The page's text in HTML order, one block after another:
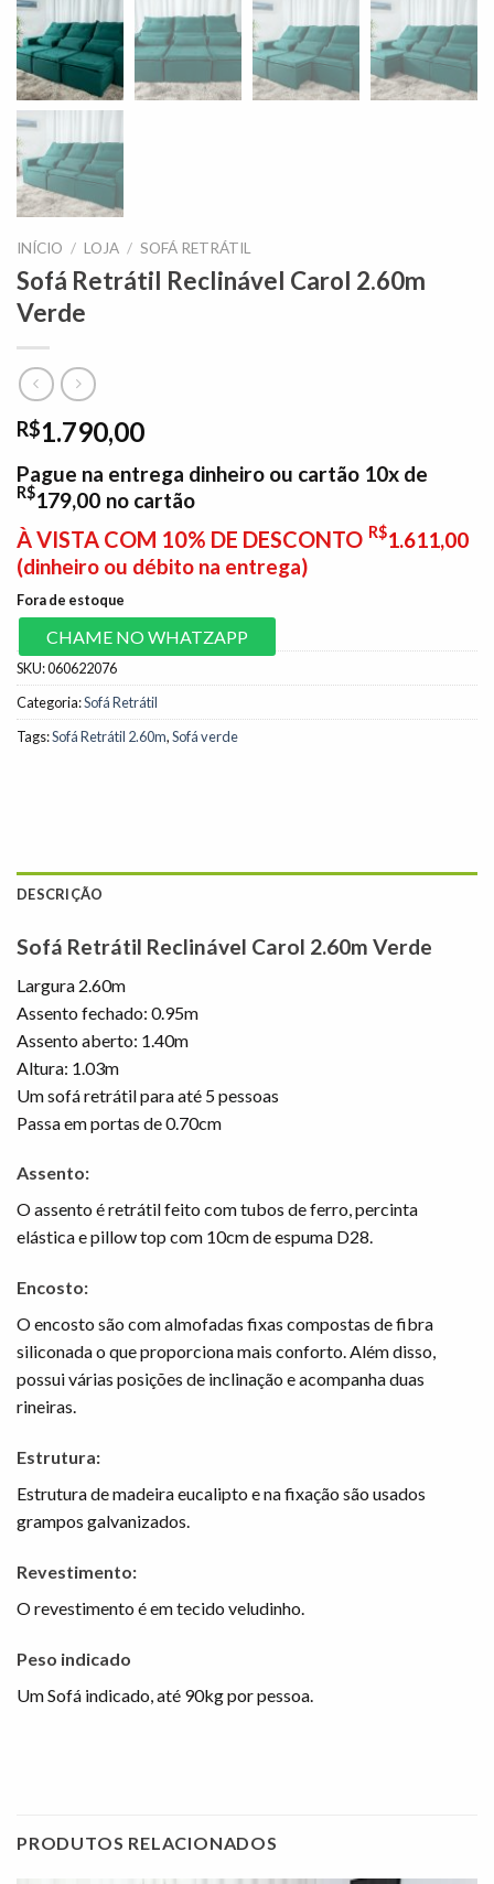
INÍCIO / LOJA / SOFÁ RETRÁTIL
Sofá Retrátil Reclinável Carol 2.60m
Verde
R$1.790,00
Pague na entrega dinheiro ou cartão 10x de
R$179,00 no cartão
À VISTA COM 10% DE DESCONTO R$1.611,00
(dinheiro ou débito na entrega)
Fora de estoque
CHAME NO WHATZAPP
SKU:060622076
Categoria:Sofá Retrátil
Tags:Sofá Retrátil 2.60m,Sofá verde
DESCRIÇÃO
Sofá Retrátil Reclinável Carol 2.60m Verde
Largura 2.60m
Assento fechado: 0.95m
Assento aberto: 1.40m
Altura: 1.03m
Um sofá retrátil para até 5 pessoas
Passa em portas de 0.70cm
Assento:
O assento é retrátil feito com tubos de ferro, percinta
elástica e pillow top com 10cm de espuma D28.
Encosto:
O encosto são com almofadas fixas compostas de fibra
siliconada o que proporciona mais conforto. Além disso,
possui várias posições de inclinação e acompanha duas
rineiras.
Estrutura:
Estrutura de madeira eucalipto e na fixação são usados
grampos galvanizados.
Revestimento:
O revestimento é em tecido veludinho.
Peso indicado
Um Sofá indicado, até 90kg por pessoa.
PRODUTOS RELACIONADOS